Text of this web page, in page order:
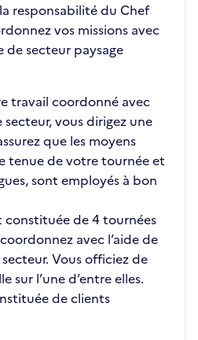
responsabilité du Chef
vos missions avec
de secteur paysage
travail coordonné avec
vous dirigez une
que les moyens
tenue de votre tournée et
sont employés à bon
constituée de 4 tournées
avec l’aide de
Vous officiez de
sur l’une d’entre elles.
de clients